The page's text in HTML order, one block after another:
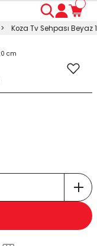
Koza Tv Sehpası Beyaz